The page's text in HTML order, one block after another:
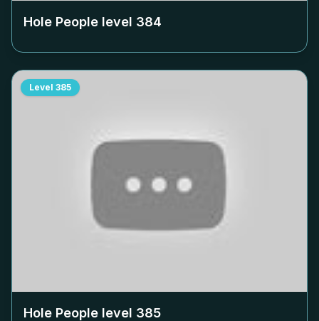
Hole People level 384
Level 385
Hole People level 385